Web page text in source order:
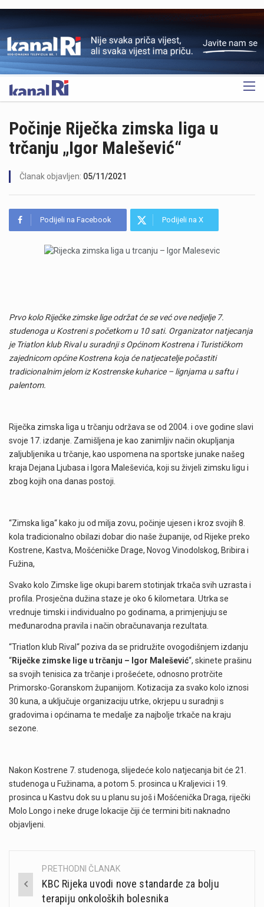
OGLAS
Počinje Riječka zimska liga u
trčanju „Igor Malešević“
Članak objavljen: 05/11/2021
Podijeli na Facebook Podijeli na X
Prvo kolo Riječke zimske lige održat će se već ove nedjelje 7.
studenoga u Kostreni s početkom u 10 sati. Organizator natjecanja
je Triatlon klub Rival u suradnji s Općinom Kostrena i Turističkom
zajednicom općine Kostrena koja će natjecatelje počastiti
tradicionalnim jelom iz Kostrenske kuharice – lignjama u saftu i
palentom.
Riječka zimska liga u trčanju održava se od 2004. i ove godine slavi
svoje 17. izdanje. Zamišljena je kao zanimljiv način okupljanja
zaljubljenika u trčanje, kao uspomena na sportske junake našeg
kraja Dejana Ljubasa i Igora Maleševića, koji su živjeli zimsku ligu i
zbog kojih ona danas postoji.
“Zimska liga“ kako ju od milja zovu, počinje ujesen i kroz svojih 8.
kola tradicionalno obilazi dobar dio naše županije, od Rijeke preko
Kostrene, Kastva, Mošćeničke Drage, Novog Vinodolskog, Bribira i
Fužina,
Svako kolo Zimske lige okupi barem stotinjak trkača svih uzrasta i
profila. Prosječna dužina staze je oko 6 kilometara. Utrka se
vrednuje timski i individualno po godinama, a primjenjuju se
međunarodna pravila i način obračunavanja rezultata.
“Triatlon klub Rival“ poziva da se pridružite ovogodišnjem izdanju
“Riječke zimske lige u trčanju – Igor Malešević“, skinete prašinu
sa svojih tenisica za trčanje i prošećete, odnosno protrčite
Primorsko-Goranskom županijom. Kotizacija za svako kolo iznosi
30 kuna, a uključuje organizaciju utrke, okrjepu u suradnji s
gradovima i općinama te medalje za najbolje trkače na kraju
sezone.
Nakon Kostrene 7. studenoga, slijedeće kolo natjecanja bit će 21.
studenoga u Fužinama, a potom 5. prosinca u Kraljevici i 19.
prosinca u Kastvu dok su u planu su još i Mošćenička Draga, riječki
Molo Longo i neke druge lokacije čiji će termini biti naknadno
objavljeni.
Post
navigation
PRETHODNI ČLANAK
KBC Rijeka uvodi nove standarde za bolju
terapiju onkoloških bolesnika